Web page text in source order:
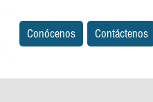
Conócenos Contáctenos